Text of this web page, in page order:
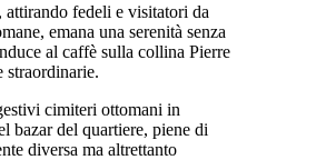
fedeli e visitatori da
emana una serenità senza
al caffè sulla collina Pierre
straordinarie.
cimiteri ottomani in
bazar del quartiere, piene di
diversa ma altrettanto